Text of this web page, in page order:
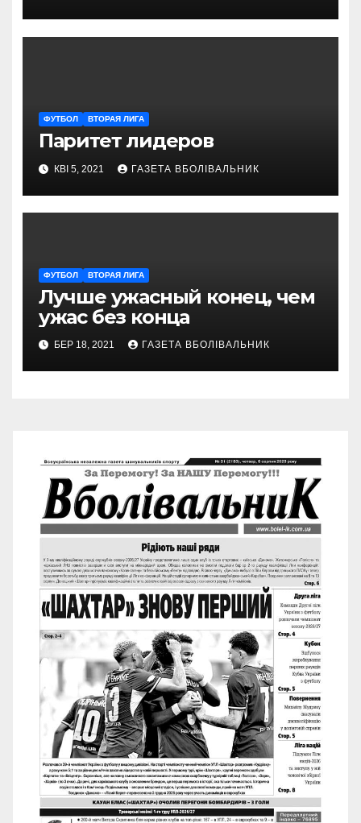
ФУТБОЛ ВТОРАЯ ЛИГА
Паритет лидеров
КВІ 5, 2021 ГАЗЕТА ВБОЛІВАЛЬНИК
ФУТБОЛ ВТОРАЯ ЛИГА
Лучше ужасный конец, чем
ужас без конца
БЕР 18, 2021 ГАЗЕТА ВБОЛІВАЛЬНИК